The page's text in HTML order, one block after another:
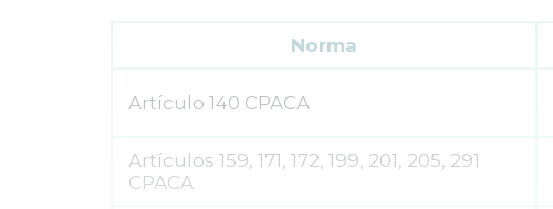
Norma
Artículo 140 CPACA
Artículos 159, 171, 172, 199, 201, 205, 291
CPACA